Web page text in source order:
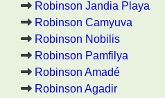
Robinson Jandia Playa
Robinson Camyuva
Robinson Nobilis
Robinson Pamfilya
Robinson Amadé
Robinson Agadir